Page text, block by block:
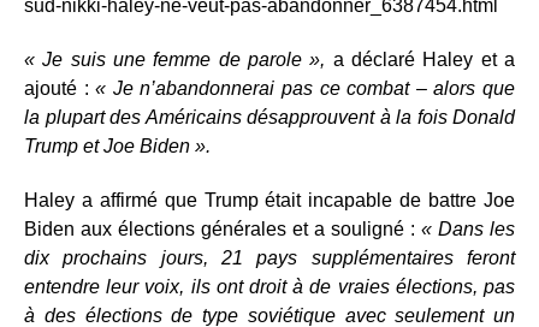
sud-nikki-haley-ne-veut-pas-abandonner_6387454.html
« Je suis une femme de parole », a déclaré Haley et a
ajouté : « Je n’abandonnerai pas ce combat – alors que
la plupart des Américains désapprouvent à la fois Donald
Trump et Joe Biden ».
Haley a affirmé que Trump était incapable de battre Joe
Biden aux élections générales et a souligné : « Dans les
dix prochains jours, 21 pays supplémentaires feront
entendre leur voix, ils ont droit à de vraies élections, pas
à des élections de type soviétique avec seulement un